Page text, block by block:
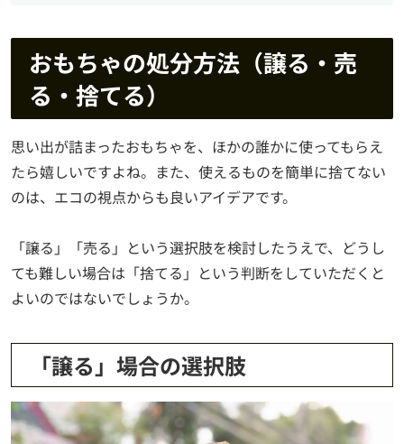
おもちゃの処分方法（譲る・売
る・捨てる）
思い出が詰まったおもちゃを、ほかの誰かに使ってもらえ
たら嬉しいですよね。また、使えるものを簡単に捨てない
のは、エコの視点からも良いアイデアです。
「譲る」「売る」という選択肢を検討したうえで、どうし
ても難しい場合は「捨てる」という判断をしていただくと
よいのではないでしょうか。
「譲る」場合の選択肢